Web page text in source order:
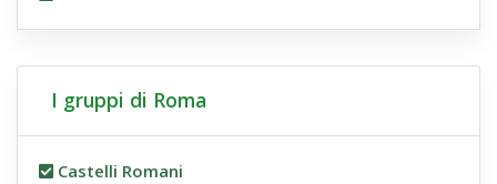
I gruppi di Roma
Castelli Romani